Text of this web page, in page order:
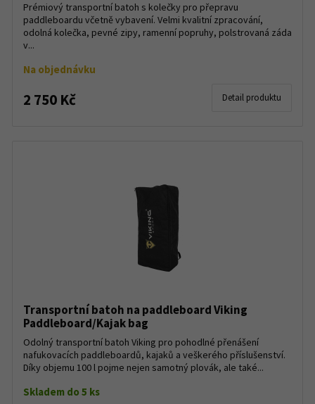
Prémiový transportní batoh s kolečky pro přepravu
paddleboardu včetně vybavení. Velmi kvalitní zpracování,
odolná kolečka, pevné zipy, ramenní popruhy, polstrovaná záda
v...
Na objednávku
2 750 Kč Detail produktu
Transportní batoh na paddleboard Viking
Paddleboard/Kajak bag
Odolný transportní batoh Viking pro pohodlné přenášení
nafukovacích paddleboardů, kajaků a veškerého příslušenství.
Díky objemu 100 l pojme nejen samotný plovák, ale také...
Skladem do 5 ks